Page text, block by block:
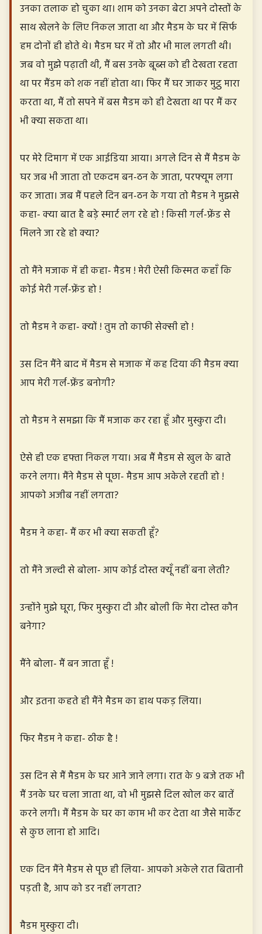
उनका तलाक हो चुका था। शाम को उनका बेटा अपने दोस्तों के
साथ खेलने के लिए निकल जाता था और मैडम के घर में सिर्फ
हम दोनों ही होते थे। मैडम घर में तो और भी माल लगती थी।
जब वो मुझे पढ़ाती थी, मैं बस उनके बूब्स को ही देखता रहता
था पर मैंडम को शक नहीं होता था। फिर मैं घर जाकर मुट्ठ मारा
करता था, मैं तो सपने में बस मैडम को ही देखता था पर मैं कर
भी क्या सकता था।
पर मेरे दिमाग में एक आईडिया आया। अगले दिन से मैं मैडम के
घर जब भी जाता तो एकदम बन-ठन के जाता, परफ्यूम लगा
कर जाता। जब मैं पहले दिन बन-ठन के गया तो मैडम ने मुझसे
कहा- क्या बात है बड़े स्मार्ट लग रहे हो ! किसी गर्ल-फ्रेंड से
मिलने जा रहे हो क्या?
तो मैंने मजाक में ही कहा- मैडम ! मेरी ऐसी किस्मत कहाँ कि
कोई मेरी गर्ल-फ्रेंड हो !
तो मैडम ने कहा- क्यों ! तुम तो काफी सेक्सी हो !
उस दिन मैंने बाद में मैडम से मजाक में कह दिया की मैडम क्या
आप मेरी गर्ल-फ्रेंड बनोगी?
तो मैडम ने समझा कि मैं मजाक कर रहा हूँ और मुस्कुरा दी।
ऐसे ही एक हफ्ता निकल गया। अब मैं मैडम से खुल के बाते
करने लगा। मैंने मैडम से पूछा- मैडम आप अकेले रहती हो !
आपको अजीब नहीं लगता?
मैडम ने कहा- मैं कर भी क्या सकती हूँ?
तो मैंने जल्दी से बोला- आप कोई दोस्त क्यूँ नहीं बना लेती?
उन्होंने मुझे घूरा, फिर मुस्कुरा दी और बोली कि मेरा दोस्त कौन
बनेगा?
मैंने बोला- मैं बन जाता हूँ !
और इतना कहते ही मैंने मैडम का हाथ पकड़ लिया।
फिर मैडम ने कहा- ठीक है !
उस दिन से मैं मैडम के घर आने जाने लगा। रात के ९ बजे तक भी
मैं उनके घर चला जाता था, वो भी मुझसे दिल खोल कर बातें
करने लगी। मैं मैडम के घर का काम भी कर देता था जैसे मार्केट
से कुछ लाना हो आदि।
एक दिन मैंने मैडम से पूछ ही लिया- आपको अकेले रात बितानी
पड़ती है, आप को डर नहीं लगता?
मैडम मुस्कुरा दी।